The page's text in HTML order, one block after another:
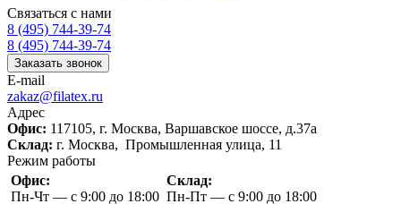
Связаться с нами
8 (495) 744-39-74
8 (495) 744-39-74
Заказать звонок
E-mail
zakaz@filatex.ru
Адрес
Офис: 117105, г. Москва, Варшавское шоссе, д.37а
Склад: г. Москва, Промышленная улица, 11
Режим работы
Офис:
Пн-Чт — с 9:00 до 18:00
Склад:
Пн-Пт — с 9:00 до 18:00